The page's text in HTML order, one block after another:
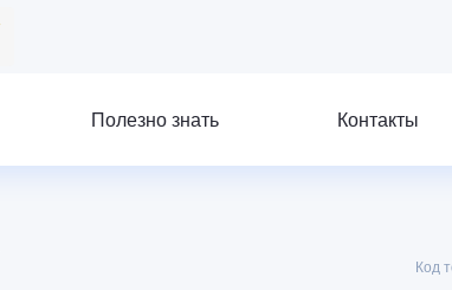
Полезно знать Контакты
Код